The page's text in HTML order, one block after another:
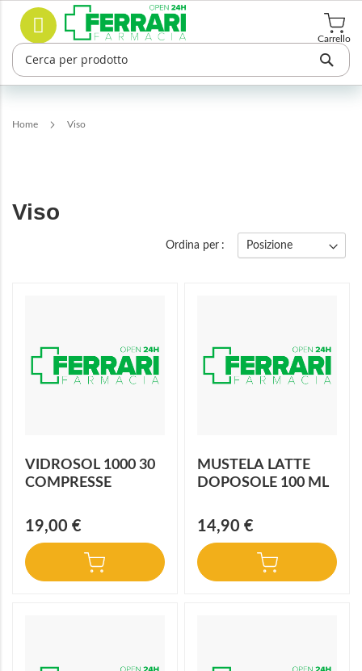
Salta
contenuto
Carrello
Cerca
Home Viso
Viso
Ordina per
VIDROSOL 1000 30
COMPRESSE
19,00 €
MUSTELA LATTE
DOPOSOLE 100 ML
14,90 €